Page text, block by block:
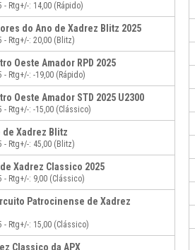
Rtg+/-: 14,00 (Rápido)
do Ano de Xadrez Blitz 2025
Rtg+/-: 20,00 (Blitz)
Oeste Amador RPD 2025
Rtg+/-: -19,00 (Rápido)
Oeste Amador STD 2025 U2300
Rtg+/-: -15,00 (Clássico)
de Xadrez Blitz
Rtg+/-: 45,00 (Blitz)
Xadrez Classico 2025
Rtg+/-: 9,00 (Clássico)
Patrocinense de Xadrez
Rtg+/-: 15,00 (Clássico)
Classico da APX